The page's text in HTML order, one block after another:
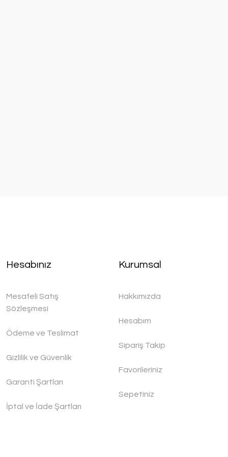
Hesabınız
Mesafeli Satış
Sözleşmesi
Ödeme ve Teslimat
Gizlilik ve Güvenlik
Garanti Şartları
İptal ve İade Şartları
Kurumsal
Hakkımızda
Hesabım
Sipariş Takip
Favorileriniz
Sepetiniz